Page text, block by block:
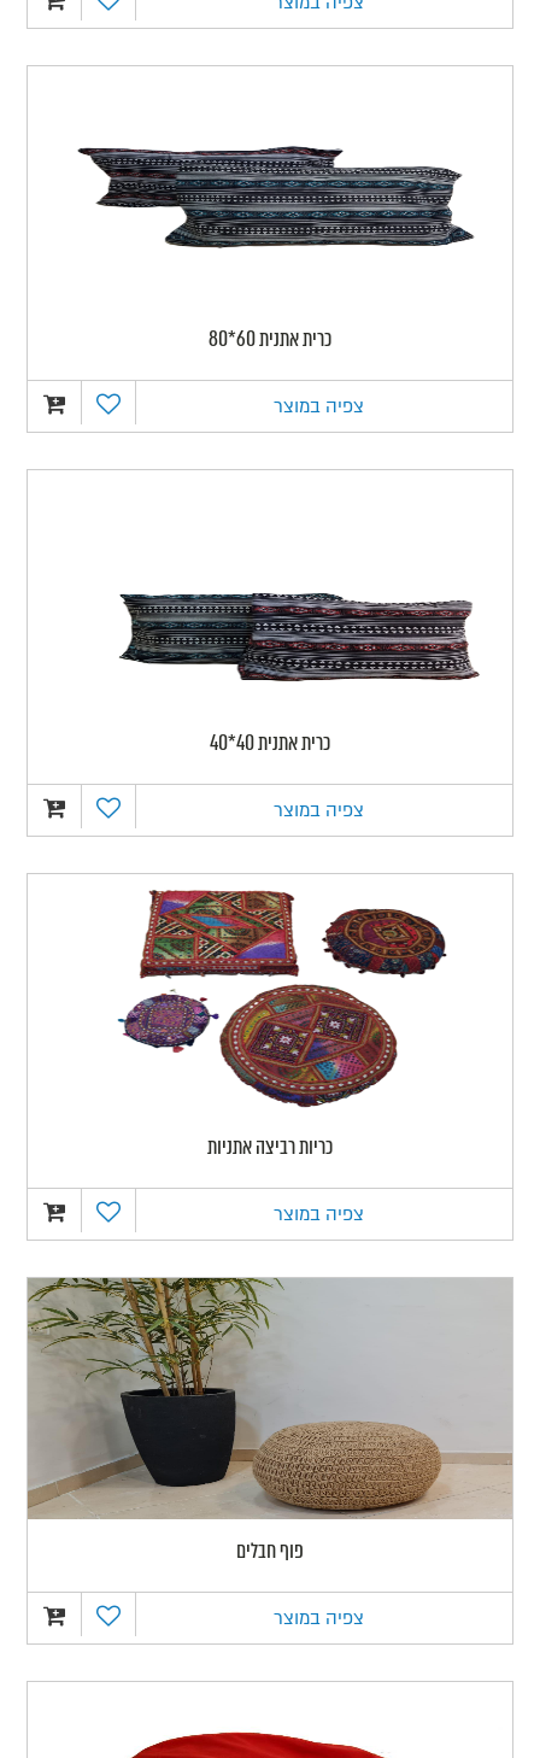
כרית אתנית 60*80
צפיה במוצר
כרית אתנית 40*40
צפיה במוצר
כריות רביצה אתניות
צפיה במוצר
פוף חבלים
צפיה במוצר